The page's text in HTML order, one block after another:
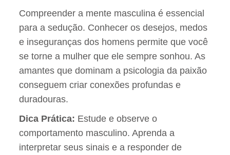
Compreender a mente masculina é essencial
para a sedução. Conhecer os desejos, medos
e inseguranças dos homens permite que você
se torne a mulher que ele sempre sonhou. As
amantes que dominam a psicologia da paixão
conseguem criar conexões profundas e
duradouras.
Dica Prática: Estude e observe o
comportamento masculino. Aprenda a
interpretar seus sinais e a responder de